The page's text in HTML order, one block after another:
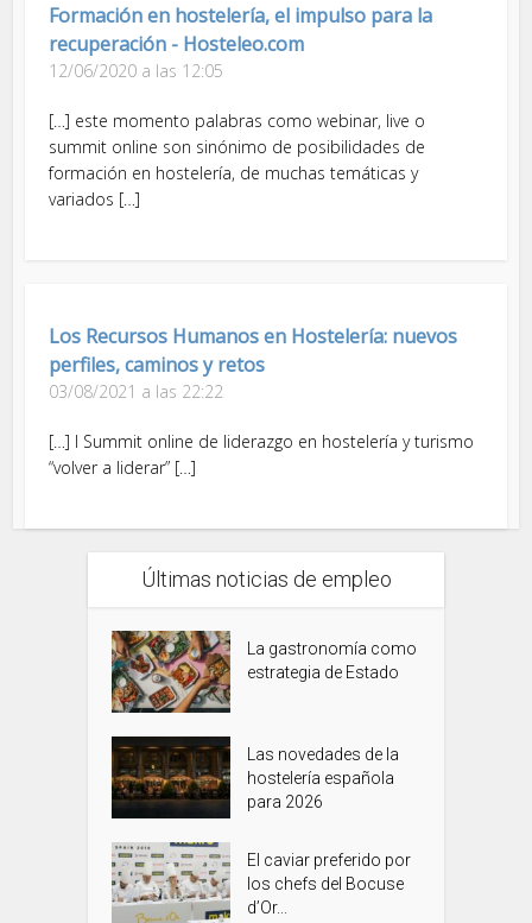
Formación en hostelería, el impulso para la
recuperación - Hosteleo.com
12/06/2020 a las 12:05
[…] este momento palabras como webinar, live o
summit online son sinónimo de posibilidades de
formación en hostelería, de muchas temáticas y
variados […]
Los Recursos Humanos en Hostelería: nuevos
perfiles, caminos y retos
03/08/2021 a las 22:22
[…] I Summit online de liderazgo en hostelería y turismo
“volver a liderar” […]
Últimas noticias de empleo
La gastronomía como
estrategia de Estado
Las novedades de la
hostelería española
para 2026
El caviar preferido por
los chefs del Bocuse
d’Or...